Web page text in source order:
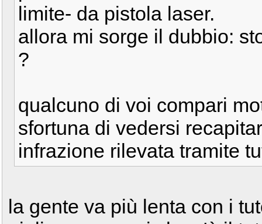
limite- da pistola laser.
allora mi sorge il dubbio:
?
qualcuno di voi compari
sfortuna di vedersi
infrazione rilevata tramite
la gente va più lenta con i